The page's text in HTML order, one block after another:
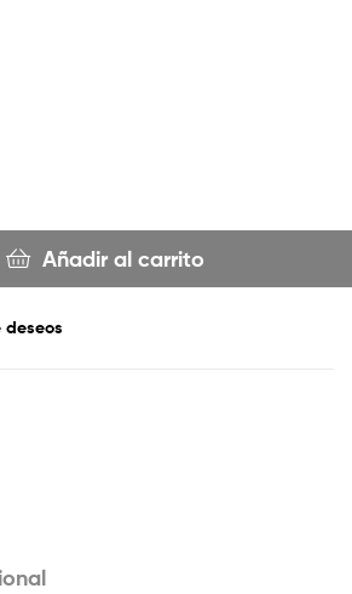
Añadir al carrito